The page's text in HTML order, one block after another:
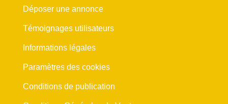
Déposer une annonce
Témoignages utilisateurs
Informations légales
Paramètres des cookies
Conditions de publication